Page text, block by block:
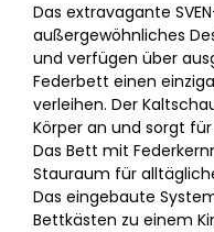
Das extravagante
außergewöhnliches
und verfügen über
Federbett einen
verleihen. Der
Körper an und sorgt
Das Bett mit
Stauraum für
Das eingebaute
Bettkästen zu einem